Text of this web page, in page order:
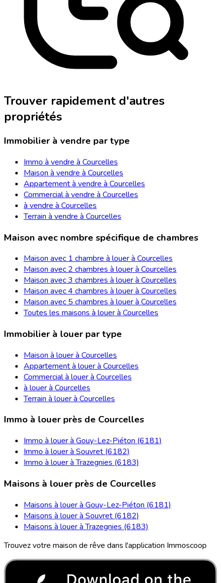
Trouver rapidement d'autres
propriétés
Immobilier à vendre par type
Immo à vendre à Courcelles
Maison à vendre à Courcelles
Appartement à vendre à Courcelles
Commercial à vendre à Courcelles
à vendre à Courcelles
Terrain à vendre à Courcelles
Maison avec nombre spécifique de chambres
Maison avec 1 chambre à louer à Courcelles
Maison avec 2 chambres à louer à Courcelles
Maison avec 3 chambres à louer à Courcelles
Maison avec 4 chambres à louer à Courcelles
Maison avec 5 chambres à louer à Courcelles
Toutes les maisons à louer à Courcelles
Immobilier à louer par type
Maison à louer à Courcelles
Appartement à louer à Courcelles
Commercial à louer à Courcelles
à louer à Courcelles
Terrain à louer à Courcelles
Immo à louer près de Courcelles
Immo à louer à Gouy-Lez-Piéton (6181)
Immo à louer à Souvret (6182)
Immo à louer à Trazegnies (6183)
Maisons à louer près de Courcelles
Maisons à louer à Gouy-Lez-Piéton (6181)
Maisons à louer à Souvret (6182)
Maisons à louer à Trazegnies (6183)
Trouvez votre maison de rêve dans l'application Immoscoop